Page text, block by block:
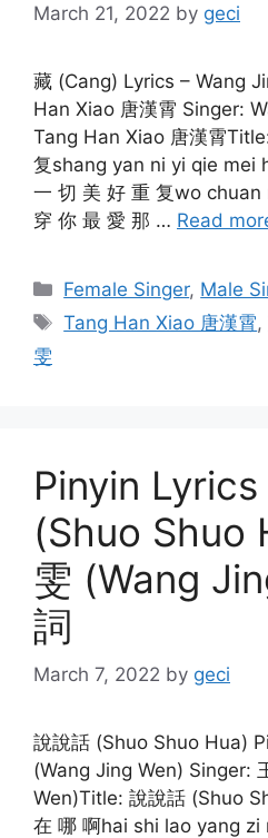
March 21, 2022 by geci
藏 (Cang) Lyrics – Wang
Han Xiao 唐漢霄 Singer:
Tang Han Xiao 唐漢霄
复shang yan ni yi qie mei
一 切 美 好 重 复wo
穿 你 最 愛 那 … Read
Categories
Female Singer, Male
Tags
Tang Han Xiao 唐漢霄,
雯
Pinyin Lyrics
(Shuo Shuo
雯 (Wang
詞
March 7, 2022 by geci
說說話 (Shuo Shuo Hua)
(Wang Jing Wen) Singer:
Wen)Title: 說說話 (Shuo
在 哪 啊hai shi lao yang zi